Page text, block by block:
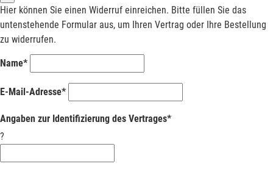
Hier können Sie einen Widerruf einreichen. Bitte füllen Sie das
untenstehende Formular aus, um Ihren Vertrag oder Ihre Bestellung
zu widerrufen.
Name*
E-Mail-Adresse*
Angaben zur Identifizierung des Vertrages*
?